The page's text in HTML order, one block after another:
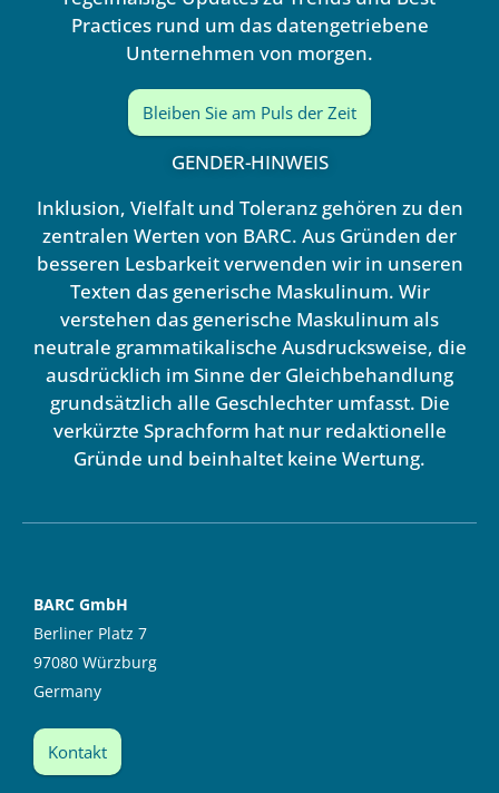
Practices rund um das datengetriebene
Unternehmen von morgen.
Bleiben Sie am Puls der Zeit
GENDER-HINWEIS
Inklusion, Vielfalt und Toleranz gehören zu den
zentralen Werten von BARC. Aus Gründen der
besseren Lesbarkeit verwenden wir in unseren
Texten das generische Maskulinum. Wir
verstehen das generische Maskulinum als
neutrale grammatikalische Ausdrucksweise, die
ausdrücklich im Sinne der Gleichbehandlung
grundsätzlich alle Geschlechter umfasst. Die
verkürzte Sprachform hat nur redaktionelle
Gründe und beinhaltet keine Wertung.
BARC GmbH
Berliner Platz 7
97080 Würzburg
Germany
Kontakt